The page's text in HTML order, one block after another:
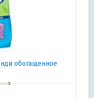
обогащенное